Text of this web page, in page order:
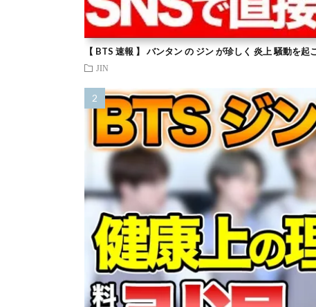
【 BTS 速報 】 バンタン の ジン が珍しく 炎上 騒動を
JIN